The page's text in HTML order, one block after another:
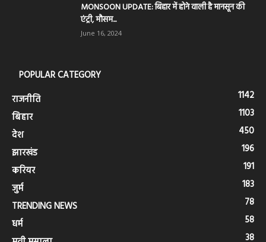
MONSOON UPDATE: बिहार में होने वाली है मानसून की
एंट्री, मौसम...
June 16, 2024
POPULAR CATEGORY
राजनीति
1142
बिहार
1103
देश
450
झारखंड
196
करियर
191
जुर्म
183
TRENDING NEWS
78
धर्म
58
38